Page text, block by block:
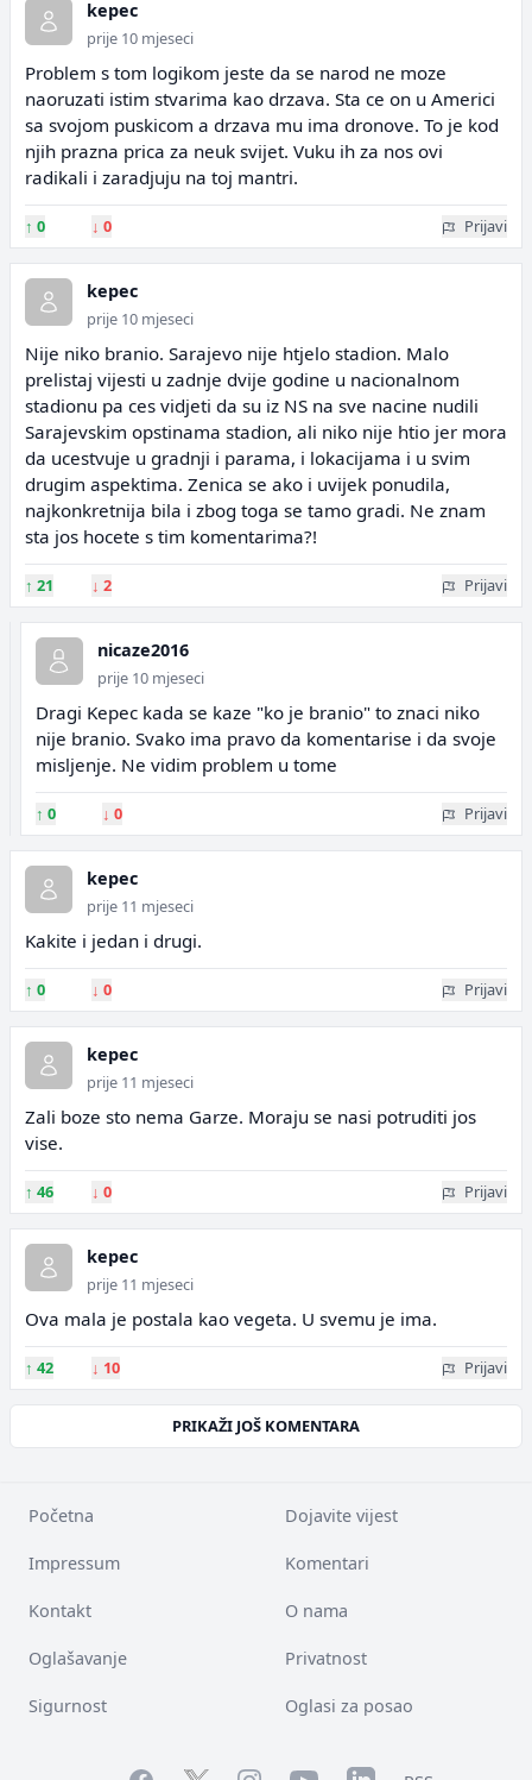
kepec
prije 10 mjeseci
Problem s tom logikom jeste da se narod ne moze
naoruzati istim stvarima kao drzava. Sta ce on u Americi
sa svojom puskicom a drzava mu ima dronove. To je kod
njih prazna prica za neuk svijet. Vuku ih za nos ovi
radikali i zaradjuju na toj mantri.
↑ 0 ↓ 0 Prijavi
kepec
prije 10 mjeseci
Nije niko branio. Sarajevo nije htjelo stadion. Malo
prelistaj vijesti u zadnje dvije godine u nacionalnom
stadionu pa ces vidjeti da su iz NS na sve nacine nudili
Sarajevskim opstinama stadion, ali niko nije htio jer mora
da ucestvuje u gradnji i parama, i lokacijama i u svim
drugim aspektima. Zenica se ako i uvijek ponudila,
najkonkretnija bila i zbog toga se tamo gradi. Ne znam
sta jos hocete s tim komentarima?!
↑ 21 ↓ 2 Prijavi
nicaze2016
prije 10 mjeseci
Dragi Kepec kada se kaze "ko je branio" to znaci niko
nije branio. Svako ima pravo da komentarise i da svoje
misljenje. Ne vidim problem u tome
↑ 0 ↓ 0 Prijavi
kepec
prije 11 mjeseci
Kakite i jedan i drugi.
↑ 0 ↓ 0 Prijavi
kepec
prije 11 mjeseci
Zali boze sto nema Garze. Moraju se nasi potruditi jos
vise.
↑ 46 ↓ 0 Prijavi
kepec
prije 11 mjeseci
Ova mala je postala kao vegeta. U svemu je ima.
↑ 42 ↓ 10 Prijavi
PRIKAŽI JOŠ KOMENTARA
Početna Dojavite vijest
Impressum Komentari
Kontakt O nama
Oglašavanje Privatnost
Sigurnost Oglasi za posao